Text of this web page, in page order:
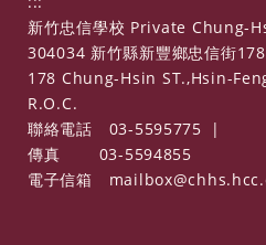
新竹忠信學校 Private Chung-
304034 新竹縣新豐鄉忠信街
178 Chung-Hsin ST.,Hsin-
R.O.C.
聯絡電話
03-5595775
|
傳真
03-5594855
電子信箱